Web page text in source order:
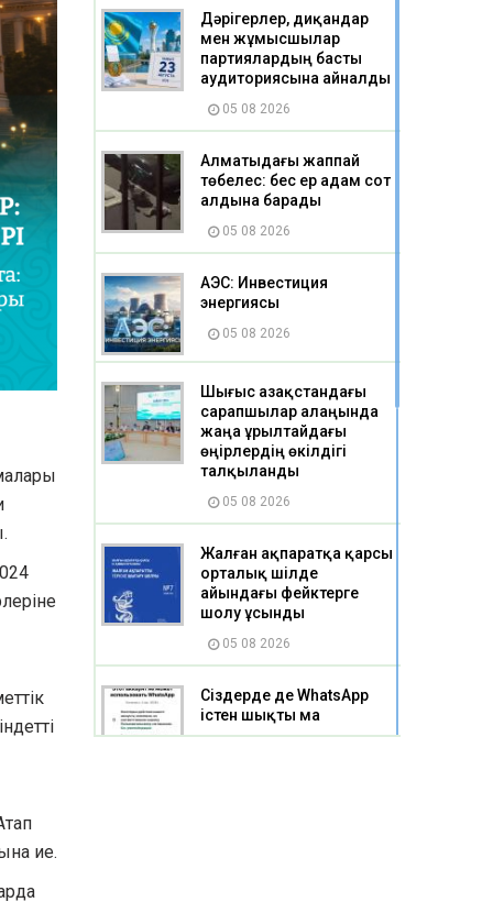
ие.
Дәрігерлер, диқандар
мен жұмысшылар
партиялардың басты
аудиториясына айналды
05 08 2026
Алматыдағы жаппай
төбелес: бес ер адам сот
алдына барады
05 08 2026
АЭС: Инвестиция
энергиясы
05 08 2026
Шығыс Қазақстандағы
сарапшылар алаңында
жаңа Құрылтайдағы
өңірлердің өкілдігі
талқыланды
05 08 2026
Жалған ақпаратқа қарсы
орталық шілде
айындағы фейктерге
шолу ұсынды
05 08 2026
Сіздерде де WhatsApp
істен шықты ма